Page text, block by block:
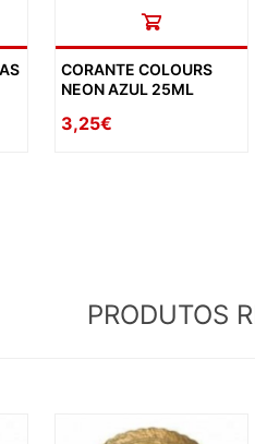
CORANTE COLOURS
NEON AZUL 25ML
3,25€
PRODUTOS